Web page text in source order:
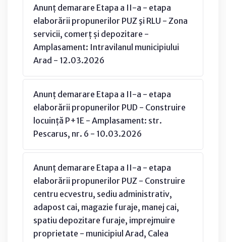
Anunț demarare Etapa a II-a - etapa
elaborării propunerilor PUZ şi RLU - Zona
servicii, comerț și depozitare -
Amplasament: Intravilanul municipiului
Arad - 12.03.2026
Anunț demarare Etapa a II-a - etapa
elaborării propunerilor PUD - Construire
locuință P+1E - Amplasament: str.
Pescarus, nr. 6 - 10.03.2026
Anunț demarare Etapa a II-a - etapa
elaborării propunerilor PUZ - Construire
centru ecvestru, sediu administrativ,
adapost cai, magazie furaje, manej cai,
spatiu depozitare furaje, imprejmuire
proprietate - municipiul Arad, Calea